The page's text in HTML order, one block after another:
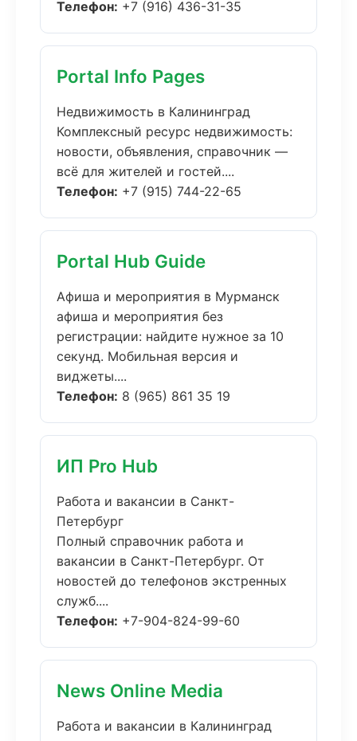
Телефон: +7 (916) 436-31-35
Portal Info Pages
Недвижимость в Калининград
Комплексный ресурс недвижимость:
новости, объявления, справочник —
всё для жителей и гостей....
Телефон: +7 (915) 744-22-65
Portal Hub Guide
Афиша и мероприятия в Мурманск
афиша и мероприятия без
регистрации: найдите нужное за 10
секунд. Мобильная версия и
виджеты....
Телефон: 8 (965) 861 35 19
ИП Pro Hub
Работа и вакансии в Санкт-
Петербург
Полный справочник работа и
вакансии в Санкт-Петербург. От
новостей до телефонов экстренных
служб....
Телефон: +7-904-824-99-60
News Online Media
Работа и вакансии в Калининград